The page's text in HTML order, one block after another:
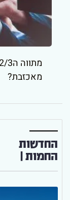
מאכזבת?
החדשות
החמות |